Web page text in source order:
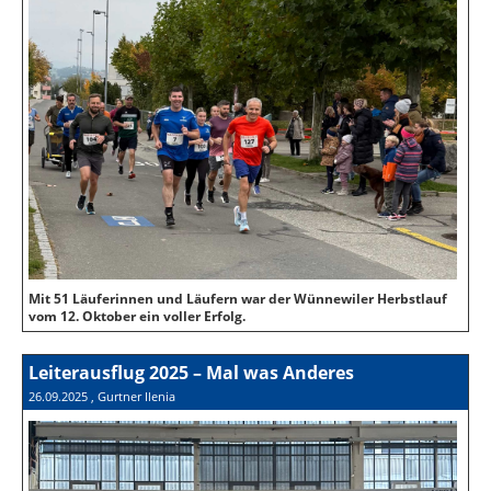
Mit 51 Läuferinnen und Läufern war der Wünnewiler Herbstlauf
vom 12. Oktober ein voller Erfolg.
Leiterausflug 2025 – Mal was Anderes
26.09.2025 , Gurtner Ilenia